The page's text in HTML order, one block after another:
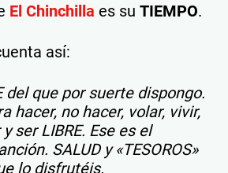
El Chinchilla es su TIEMPO.
así:
del que por suerte dispongo.
hacer, no hacer, volar, vivir,
ser LIBRE. Ese es el
SALUD y «TESOROS»
lo disfrutéis.